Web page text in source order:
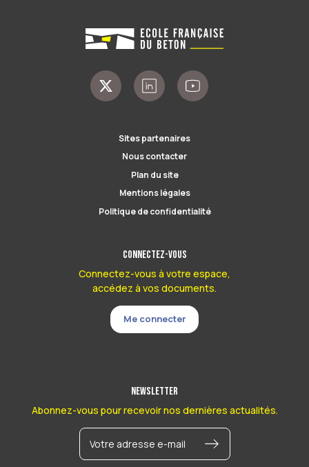
Sites partenaires
Nous contacter
Plan du site
Mentions légales
Politique de confidentialité
Connectez-vous
Connectez-vous à votre espace,
accédez à vos documents.
Me connecter
Newsletter
Abonnez-vous pour recevoir nos dernières actualités.